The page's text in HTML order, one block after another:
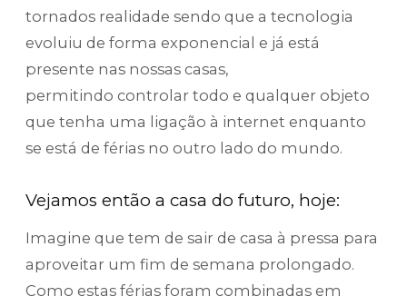
tornados realidade sendo que a tecnologia
evoluiu de forma exponencial e já está
presente nas nossas casas,
permitindo controlar todo e qualquer objeto
que tenha uma ligação à internet enquanto
se está de férias no outro lado do mundo.
Vejamos então a casa do futuro, hoje:
Imagine que tem de sair de casa à pressa para
aproveitar um fim de semana prolongado.
Como estas férias foram combinadas em